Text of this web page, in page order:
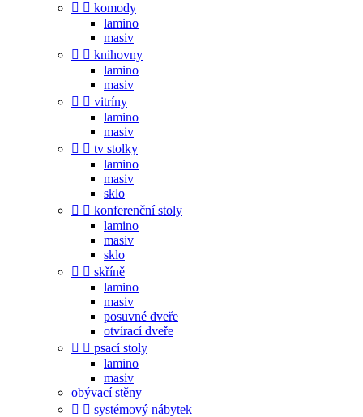
  komody
lamino
masiv
  knihovny
lamino
masiv
  vitríny
lamino
masiv
  tv stolky
lamino
masiv
sklo
  konferenční stoly
lamino
masiv
sklo
  skříně
lamino
masiv
posuvné dveře
otvírací dveře
  psací stoly
lamino
masiv
obývací stěny
  systémový nábytek